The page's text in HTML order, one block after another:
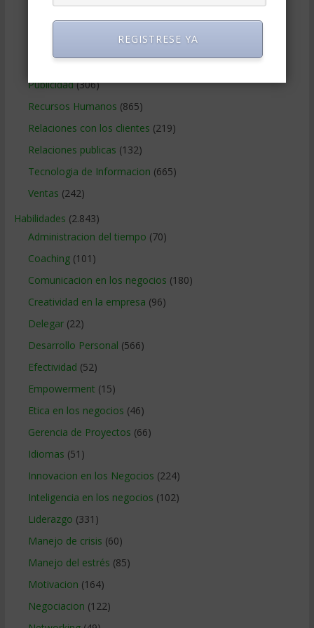
Negocios Internacionales(2.257)
(1.405)
Operaciones y Logística(172)
Publicidad(306)
Recursos Humanos (865)
Relaciones con los clientes (219)
Relaciones publicas (132)
Tecnologia de Informacion (665)
Ventas (242)
Habilidades (2.843)
Administracion del tiempo (70)
Coaching(101)
Comunicacion en los negocios (180)
Creatividad en la empresa (96)
Delegar(22)
Desarrollo Personal (566)
Efectividad (52)
Empowerment (15)
Etica en los negocios (46)
Gerencia de Proyectos (66)
Idiomas (51)
Innovacion en los Negocios (224)
Inteligencia en los negocios (102)
Liderazgo (331)
Manejo de crisis (60)
Manejo del estrés (85)
Motivacion (164)
Negociacion (122)
REGISTRESE YA